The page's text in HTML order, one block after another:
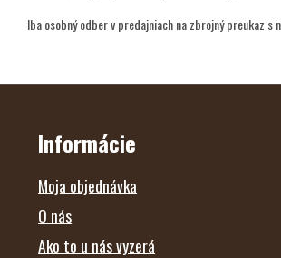
Iba osobný odber v predajniach na zbrojný preukaz s
Z
Informácie
Moja objednávka
O nás
Ako to u nás vyzerá